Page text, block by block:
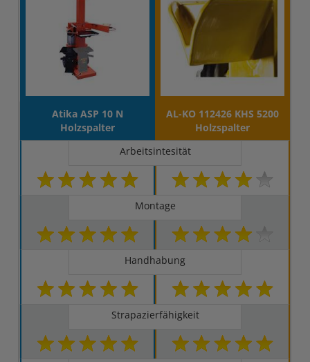
Atika ASP 10 N
Holzspalter
AL-KO 112426 KHS 5200
Holzspalter
Arbeitsintesität
Montage
Handhabung
Strapazierfähigkeit